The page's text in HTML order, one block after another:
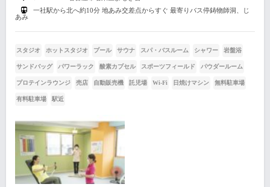
一社駅から北へ約10分 地あみ交差点からすぐ 最寄りバス停鋳物師洞、じ
あみ
スタジオ ホットスタジオ プール サウナ スパ・バスルーム シャワー 岩盤浴
サンドバッグ パワーラック 酸素カプセル スポーツフィールド パウダールーム
プロテインラウンジ 売店 自動販売機 託児場 Wi-Fi 日焼けマシン 無料駐車場
有料駐車場 駅近